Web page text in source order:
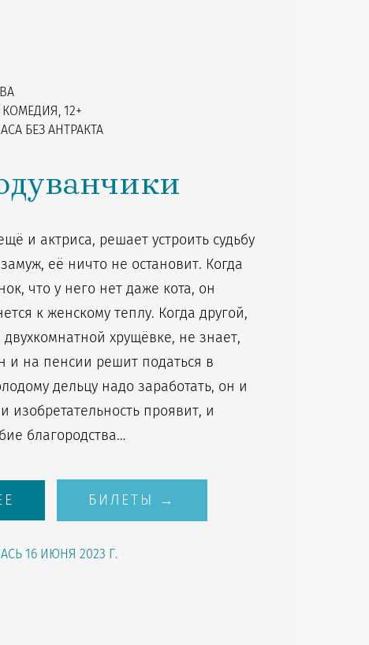
12+
БЕЗ АНТРАКТА
и актриса, решает устроить судьбу
её ничто не остановит. Когда
что у него нет даже кота, он
к женскому теплу. Когда другой,
хрущёвке, не знает,
и на пенсии решит податься в
дельцу надо заработать, он и
изобретательность проявит, и
благородства…
БИЛЕТЫ →
16 ИЮНЯ 2023 Г.